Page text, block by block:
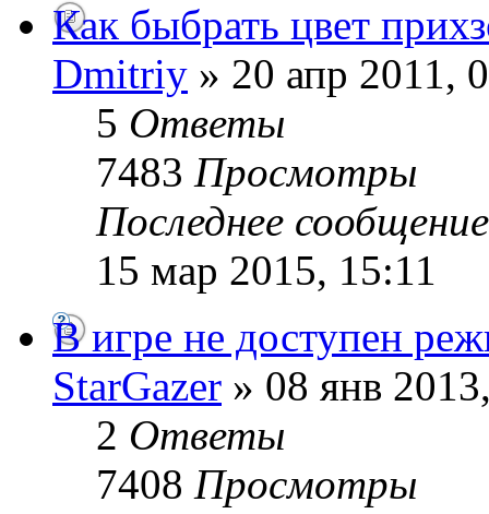
Как быбрать цвет
Dmitriy » 20 апр 2011,
5 Ответы
7483 Просмотры
Последнее
15 мар 2015, 15:11
В игре не доступен
StarGazer » 08 янв
2 Ответы
7408 Просмотры